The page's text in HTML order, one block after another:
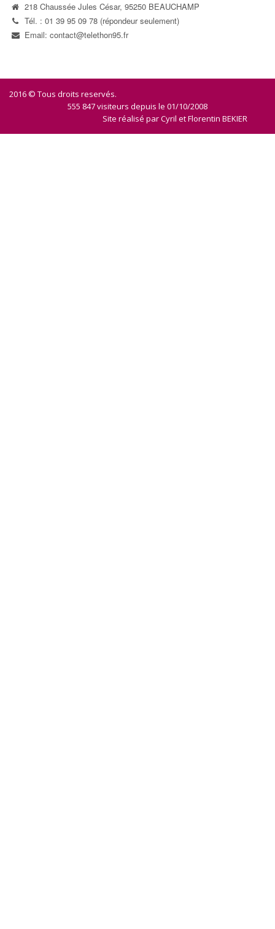
218 Chaussée Jules César, 95250 BEAUCHAMP
Tél. : 01 39 95 09 78 (répondeur seulement)
Email: contact@telethon95.fr
2016 © Tous droits reservés.
555 847 visiteurs depuis le 01/10/2008
Site réalisé parCyril et Florentin BEKIER